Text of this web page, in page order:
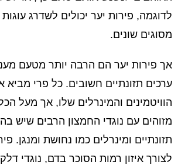
לדוגמה, פירות יער יכולים לשדרג
מסוגים שונים.
אך פירות יער הם הרבה יותר מטעם
ערכים תזונתיים חשובים. כל פרי מביא
הוויטמינים והמינרלים שלו, אך מעל
מזוהים עם נוגדי החמצון הרבים שיש
תזונתיים ומינרלים כמו נחושת ומנגן.
לצורך איזון רמות הסוכר בדם, נוגדי